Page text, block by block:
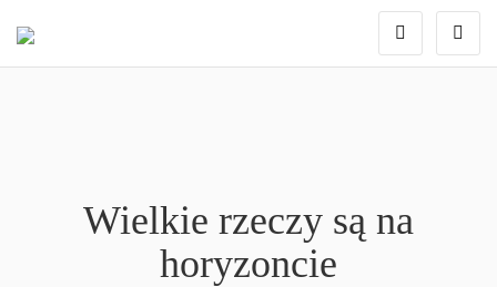
Wielkie rzeczy są na
horyzoncie